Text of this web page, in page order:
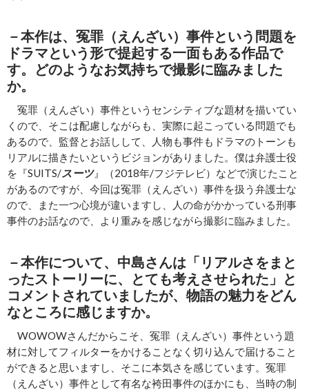
－本作は、冤罪（えんざい）事件という問題を
ドラマという形で提起する一面もある作品で
す。どのようなお気持ちで撮影に臨みました
か。
冤罪（えんざい）事件というセンシティブな題材を描いてい
くので、そこは配慮しながらも、実際に起こっている問題でも
あるので、監督とお話しして、人物も事件もドラマのトーンも
リアルに描きたいというビジョンがありました。僕は弁護士役
を『SUITS/スーツ』（2018年/フジテレビ）などで演じたこと
があるのですが、今回は冤罪（えんざい）事件を扱う弁護士な
ので、また一つ心境が違いますし、人の命がかかっている刑事
事件のお話なので、より重みを感じながら撮影に臨みました。
－本作について、中島さんは「リアルさをまと
ったストーリーに、とても考えさせられた」と
コメントされていましたが、物語の魅力をどん
なところに感じますか。
WOWOWさんだからこそ、冤罪（えんざい）事件という題
材に対してフィルターをかけることなく切り込んで届けること
ができると思いますし、そこに本気さを感じています。冤罪
（えんざい）事件として有名な袴田事件のほかにも、当時の制